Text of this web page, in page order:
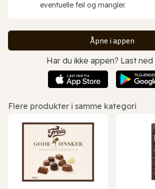
eventuelle feil og mangler.
Åpne i appen
Har du ikke appen? Last ned
Flere produkter i samme kategori